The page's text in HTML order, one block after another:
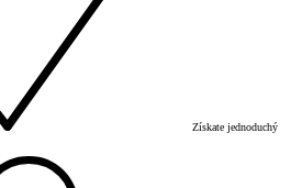
Získate jednoduchý